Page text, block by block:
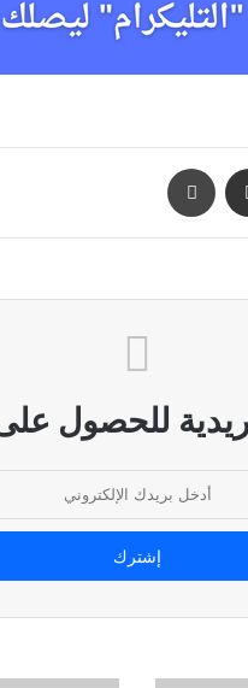
مشاركة عبر البريد
للحصول